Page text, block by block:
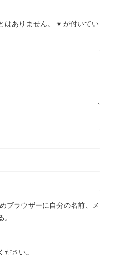
ありません。 ※ が付いてい
ブラウザーに自分の名前、メ
さい。